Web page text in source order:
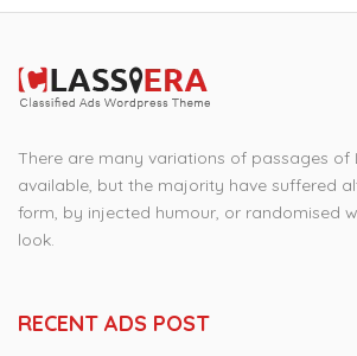
There are many variations of passages of
available, but the majority have suffered
form, by injected humour, or randomised
look.
RECENT ADS POST